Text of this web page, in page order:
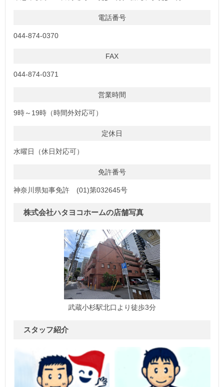
電話番号
044-874-0370
FAX
044-874-0371
営業時間
9時～19時（時間外対応可）
定休日
水曜日（休日対応可）
免許番号
神奈川県知事免許 (01)第032645号
株式会社ハタヨコホームの店舗写真
武蔵小杉駅北口より徒歩3分
スタッフ紹介